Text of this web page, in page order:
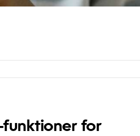
for